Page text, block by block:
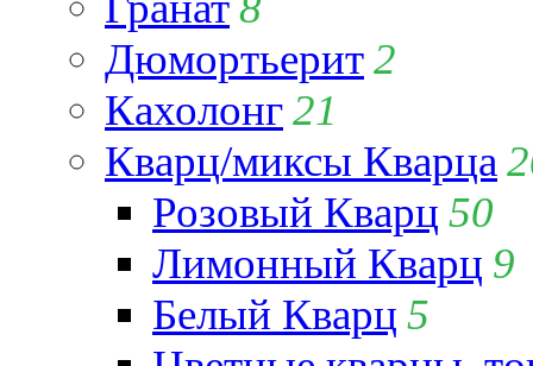
Дюмортьерит2
Кахолонг21
Кварц/миксы Кварца
Розовый Кварц 50
Лимонный Кварц 9
Белый Кварц 5